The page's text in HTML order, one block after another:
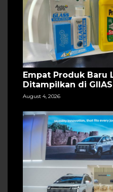
Empat Produk Baru
Ditampilkan di
August 4, 2026